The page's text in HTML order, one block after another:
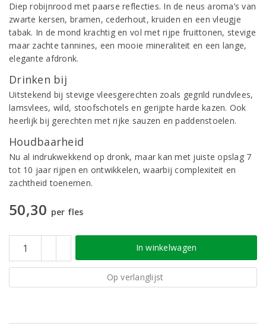
Diep robijnrood met paarse reflecties. In de neus aroma’s van
zwarte kersen, bramen, cederhout, kruiden en een vleugje
tabak. In de mond krachtig en vol met rijpe fruittonen, stevige
maar zachte tannines, een mooie mineraliteit en een lange,
elegante afdronk.
Drinken bij
Uitstekend bij stevige vleesgerechten zoals gegrild rundvlees,
lamsvlees, wild, stoofschotels en gerijpte harde kazen. Ook
heerlijk bij gerechten met rijke sauzen en paddenstoelen.
Houdbaarheid
Nu al indrukwekkend op dronk, maar kan met juiste opslag 7
tot 10 jaar rijpen en ontwikkelen, waarbij complexiteit en
zachtheid toenemen.
50,30 per fles
In winkelwagen
Op verlanglijst